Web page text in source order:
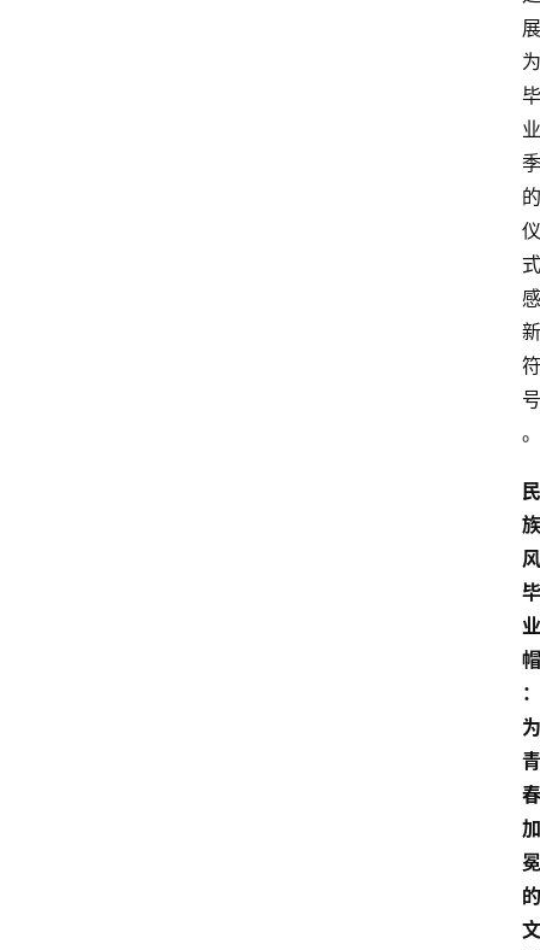
展
为
毕
业
季
的
仪
式
感
新
符
号
。
民
族
风
毕
业
帽
：
为
青
春
加
冕
的
文